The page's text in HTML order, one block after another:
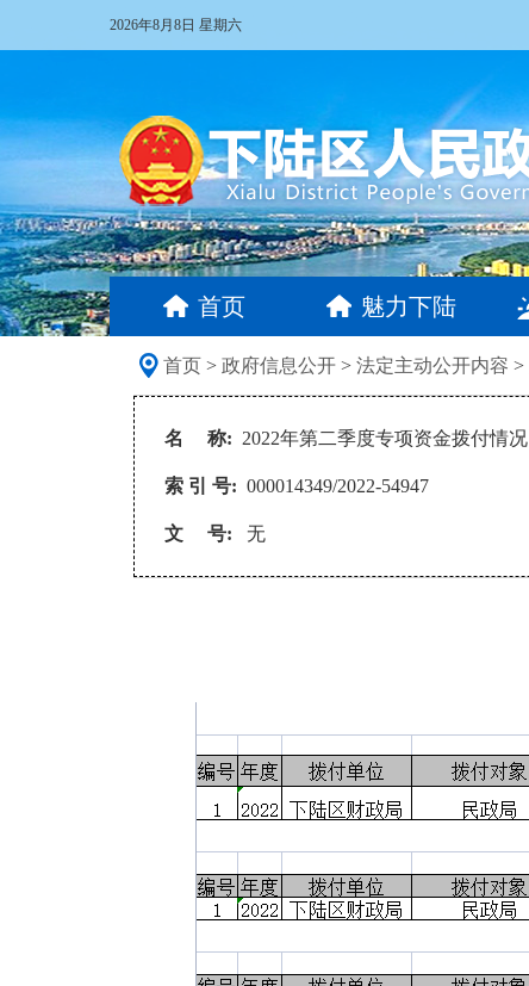
2026年8月8日 星期六
首页 魅力下陆
首页 > 政府信息公开 > 法定主动公开内容 >
名 称: 2022年第二季度专项资金拨付情况
索 引 号: 000014349/2022-54947
文 号: 无